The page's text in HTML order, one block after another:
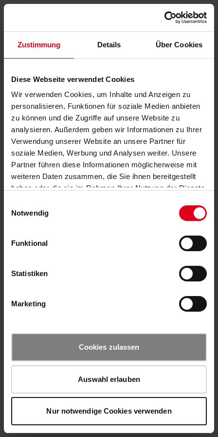
Zustimmung Details Über Cookies
Diese Webseite verwendet Cookies
Wir verwenden Cookies, um Inhalte und Anzeigen zu
personalisieren, Funktionen für soziale Medien anbieten
zu können und die Zugriffe auf unsere Website zu
analysieren. Außerdem geben wir Informationen zu Ihrer
Verwendung unserer Website an unsere Partner für
soziale Medien, Werbung und Analysen weiter. Unsere
Partner führen diese Informationen möglicherweise mit
weiteren Daten zusammen, die Sie ihnen bereitgestellt
haben oder die sie im Rahmen Ihrer Nutzung der Dienste
Notwendig
Funktional
Statistiken
Marketing
Cookies zulassen
Auswahl erlauben
Nur notwendige Cookies verwenden